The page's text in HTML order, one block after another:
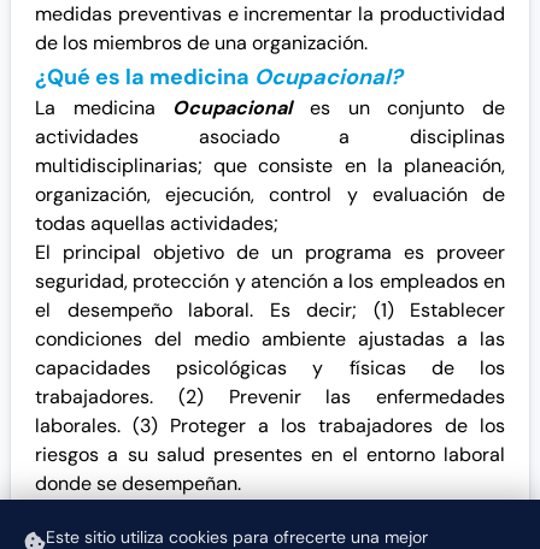
Este sitio utiliza cookies para ofrecerte una mejor
medidas preventivas e incrementar la productividad
de los miembros de una organización.
¿Qué es la medicina Ocupacional?
La medicina Ocupacionales un conjunto de
actividades asociado a disciplinas
multidisciplinarias; que consiste en la planeación,
organización, ejecución, control y evaluación de
todas aquellas actividades;
El principal objetivo de un programa es proveer
seguridad, protección y atención a los empleados en
el desempeño laboral. Es decir; (1) Establecer
condiciones del medio ambiente ajustadas a las
capacidades psicológicas y físicas de los
trabajadores. (2) Prevenir las enfermedades
laborales. (3) Proteger a los trabajadores de los
riesgos a su salud presentes en el entorno laboral
donde se desempeñan.